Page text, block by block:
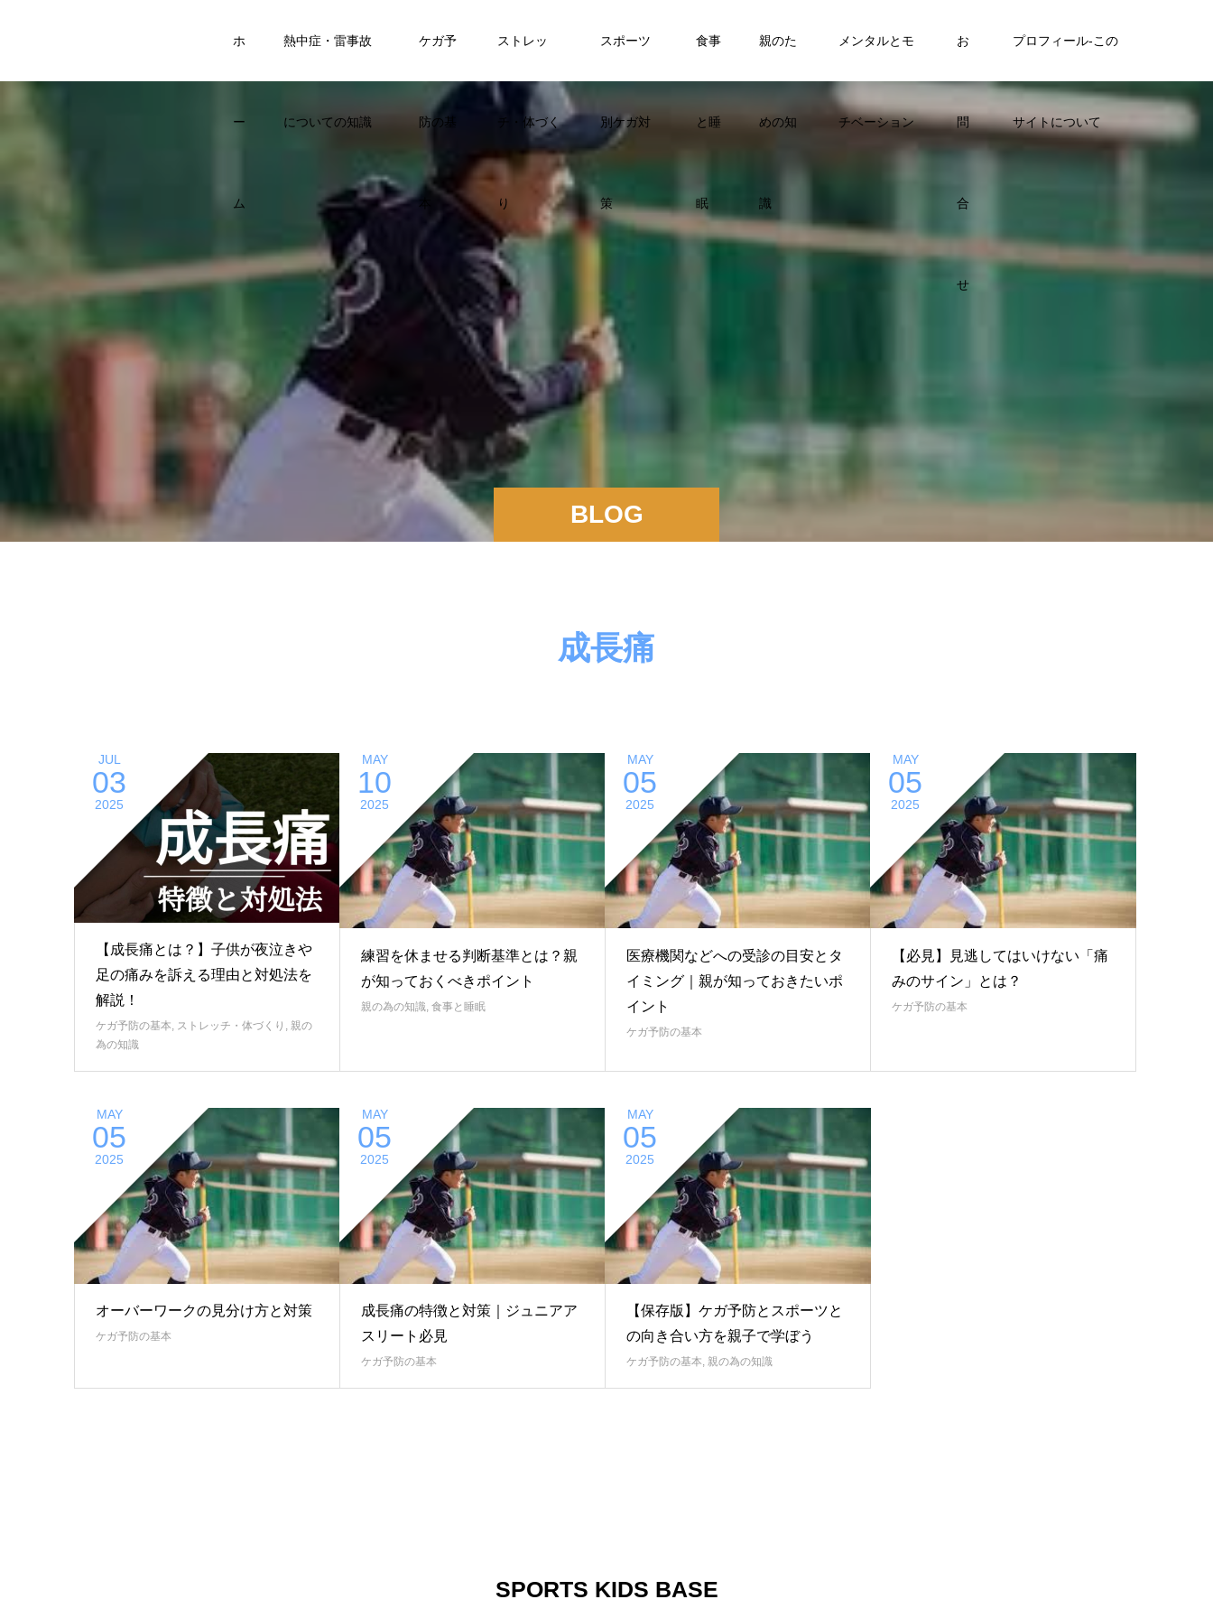
ホ
ー
ム
熱中症・雷事故
についての知識
ケガ予
防の基
ストレッ
チ・体づく
り
スポーツ
別ケガ対
策
食事
と睡
眠
親のた
めの知
識
メンタルとモ
チベーション
お
問
合
せ
プロフィール-この
サイトについて
BLOG
成長痛
JUL
03
2025
【成長痛とは？】子供が夜泣きや
足の痛みを訴える理由と対処法を
解説！
ケガ予防の基本, ストレッチ・体づくり , 親の
為の知識
MAY
10
2025
練習を休ませる判断基準とは？親
が知っておくべきポイント
親の為の知識 食事と睡眠
MAY
05
2025
医療機関などへの受診の目安とタ
イミング｜親が知っておきたいポ
イント
ケガ予防の基本
MAY
05
2025
【必見】見逃してはいけない「痛
みのサイン」とは？
ケガ予防の基本
MAY
05
2025
オーバーワークの見分け方と対策
ケガ予防の基本
MAY
05
2025
成長痛の特徴と対策｜ジュニアア
スリート必見
ケガ予防の基本
MAY
05
2025
【保存版】ケガ予防とスポーツと
の向き合い方を親子で学ぼう
ケガ予防の基本, 親の為の知識
SPORTS KIDS BASE